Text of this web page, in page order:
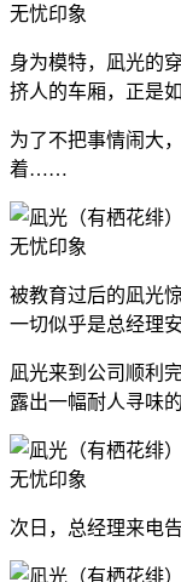
身为模特，凪光的
挤人的车厢，正是
为了不把事情闹大
着……
被教育过后的凪光
一切似乎是总经理
凪光来到公司顺利
露出一幅耐人寻味
次日，总经理来电